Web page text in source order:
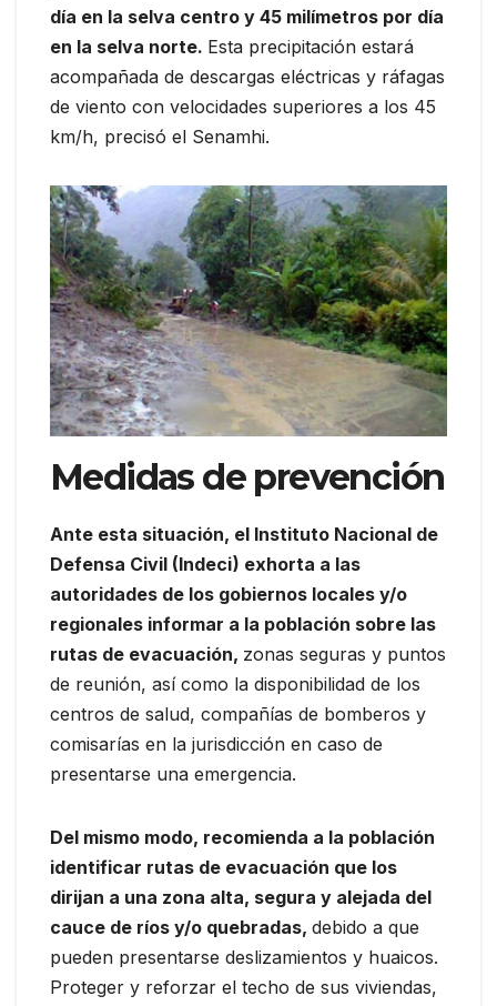
día en la selva centro y 45 milímetros por día
en la selva norte. Esta precipitación estará
acompañada de descargas eléctricas y ráfagas
de viento con velocidades superiores a los 45
km/h, precisó el Senamhi.
Medidas de prevención
Ante esta situación, el Instituto Nacional de
Defensa Civil (Indeci) exhorta a las
autoridades de los gobiernos locales y/o
regionales informar a la población sobre las
rutas de evacuación, zonas seguras y puntos
de reunión, así como la disponibilidad de los
centros de salud, compañías de bomberos y
comisarías en la jurisdicción en caso de
presentarse una emergencia.
Del mismo modo, recomienda a la población
identificar rutas de evacuación que los
dirijan a una zona alta, segura y alejada del
cauce de ríos y/o quebradas, debido a que
pueden presentarse deslizamientos y huaicos.
Proteger y reforzar el techo de sus viviendas,